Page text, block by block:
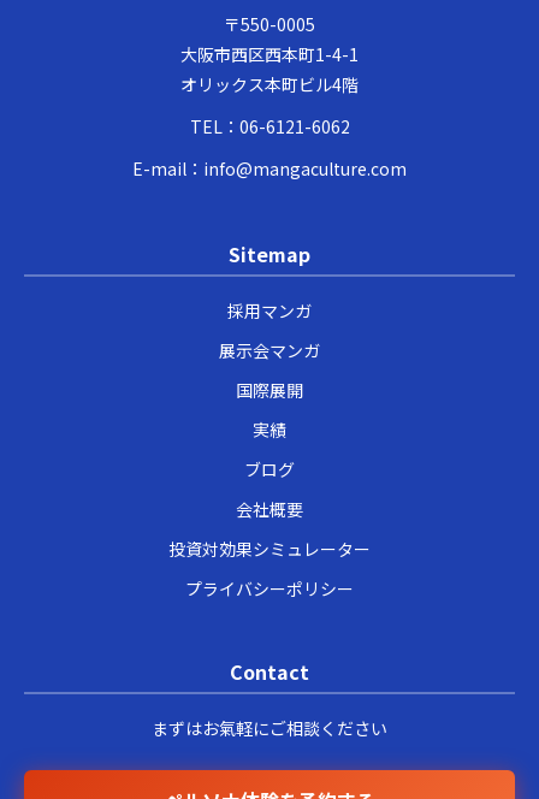
〒550-0005
大阪市西区西本町1-4-1
オリックス本町ビル4階
TEL： 06-6121-6062
E-mail： info@mangaculture.com
Sitemap
採用マンガ
展示会マンガ
国際展開
実績
ブログ
会社概要
投資対効果シミュレーター
プライバシーポリシー
Contact
まずはお氣軽にご相談ください